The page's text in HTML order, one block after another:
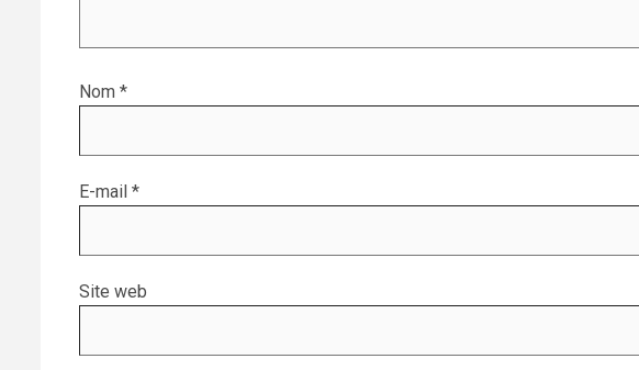
Nom *
E-mail *
Site web